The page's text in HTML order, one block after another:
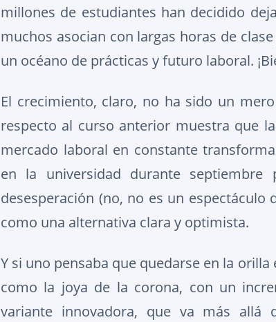
millones de estudiantes han decidido
muchos asocian con largas horas de
un océano de prácticas y futuro laboral.
El crecimiento, claro, no ha sido un
respecto al curso anterior muestra que
mercado laboral en constante
en la universidad durante
desesperación (no, no es un espectáculo
como una alternativa clara y optimista.
Y si uno pensaba que quedarse en la
como la joya de la corona, con un
variante innovadora, que va más